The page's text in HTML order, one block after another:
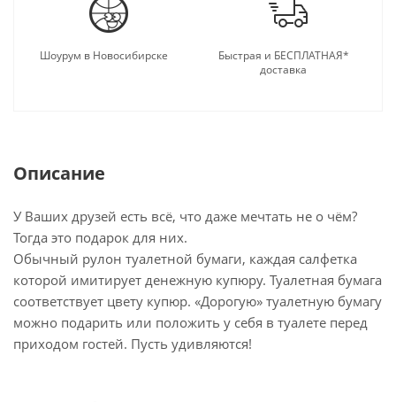
Шоурум в Новосибирске
Быстрая и БЕСПЛАТНАЯ*
доставка
Описание
У Ваших друзей есть всё, что даже мечтать не о чём?
Тогда это подарок для них.
Обычный рулон туалетной бумаги, каждая салфетка
которой имитирует денежную купюру. Туалетная бумага
соответствует цвету купюр. «Дорогую» туалетную бумагу
можно подарить или положить у себя в туалете перед
приходом гостей. Пусть удивляются!